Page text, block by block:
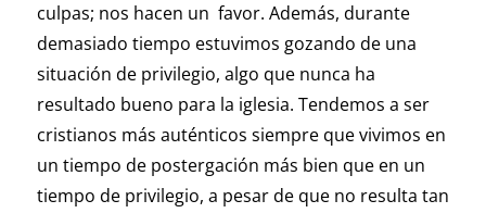
culpas; nos hacen un favor. Además, durante
demasiado tiempo estuvimos gozando de una
situación de privilegio, algo que nunca ha
resultado bueno para la iglesia. Tendemos a ser
cristianos más auténticos siempre que vivimos en
un tiempo de postergación más bien que en un
tiempo de privilegio, a pesar de que no resulta tan